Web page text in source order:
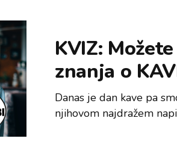
KVIZ:
znanja o
Danas je dan kave pa
njihovom najdražem